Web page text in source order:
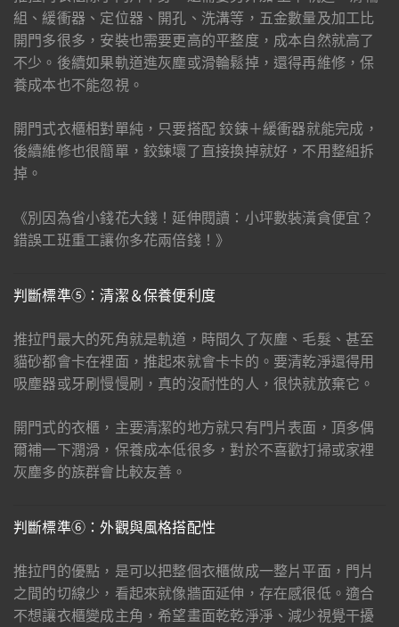
組、緩衝器、定位器、開孔、洗溝等，五金數量及加工比
開門多很多，安裝也需要更高的平整度，成本自然就高了
不少。後續如果軌道進灰塵或滑輪鬆掉，還得再維修，保
養成本也不能忽視。
開門式衣櫃相對單純，只要搭配 鉸鍊＋緩衝器就能完成，
後續維修也很簡單，鉸鍊壞了直接換掉就好，不用整組拆
掉。
《別因為省小錢花大錢！延伸閱讀：小坪數裝潢貪便宜？
錯誤工班重工讓你多花兩倍錢！》
判斷標準⑤：清潔＆保養便利度
推拉門最大的死角就是軌道，時間久了灰塵、毛髮、甚至
貓砂都會卡在裡面，推起來就會卡卡的。要清乾淨還得用
吸塵器或牙刷慢慢刷，真的沒耐性的人，很快就放棄它。
開門式的衣櫃，主要清潔的地方就只有門片表面，頂多偶
爾補一下潤滑，保養成本低很多，對於不喜歡打掃或家裡
灰塵多的族群會比較友善。
判斷標準⑥：外觀與風格搭配性
推拉門的優點，是可以把整個衣櫃做成一整片平面，門片
之間的切線少，看起來就像牆面延伸，存在感很低。適合
不想讓衣櫃變成主角，希望畫面乾乾淨淨、減少視覺干擾